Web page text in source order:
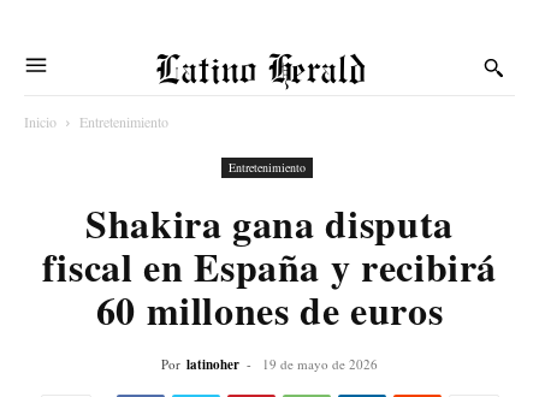
Latino Herald
Inicio Entretenimiento
Entretenimiento
Shakira gana disputa
fiscal en España y recibirá
60 millones de euros
Por latinoher - 19 de mayo de 2026